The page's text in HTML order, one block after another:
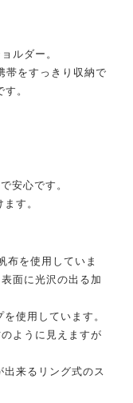
ルダー。
帯をすっきり収納で
。
安心です。
す。
布を使用していま
面に光沢の出る加
使用しています。
ように見えますが
来るリング式のス